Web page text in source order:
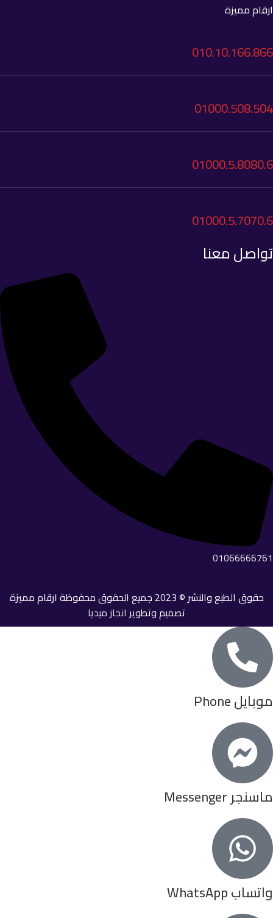
ارقام مميزة
010.10.166.866
01000.508.504
01000.5.8080.6
01000.5.7070.6
تواصل معنا
01066666761
حقوق الطبع والنشر © 2023 جميع الحقوق محفوظة
ارقام مميزة
تصميم وتطويرانجاز ميديا
موبايل Phone
ماسنجر Messenger
واتساب WhatsApp